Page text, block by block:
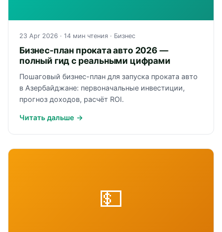
23 Apr 2026 · 14 мин чтения · Бизнес
Бизнес-план проката авто 2026 —
полный гид с реальными цифрами
Пошаговый бизнес-план для запуска проката авто
в Азербайджане: первоначальные инвестиции,
прогноз доходов, расчёт ROI.
Читать дальше →
💵